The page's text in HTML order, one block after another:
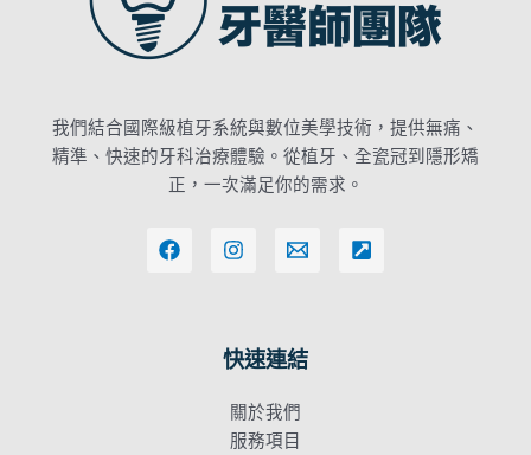
我們結合國際級植牙系統與數位美學技術，提供無痛、
精準、快速的牙科治療體驗。從植牙、全瓷冠到隱形矯
正，一次滿足你的需求。
快速連結
關於我們
服務項目